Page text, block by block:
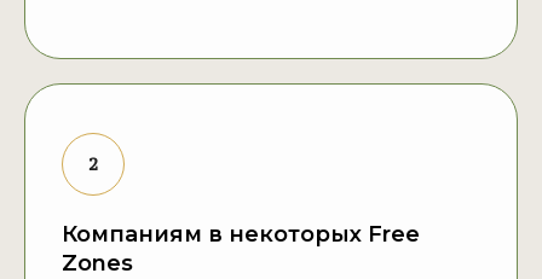
Компаниям в некоторых Free
Zones